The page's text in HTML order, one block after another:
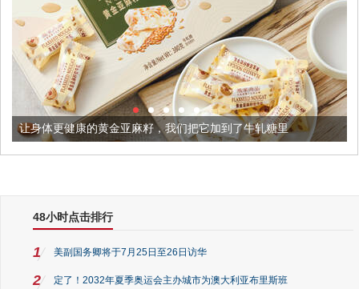
的黄金亚麻籽，我们把它加到了牛轧糖里 被列入佛家七
48小时点击排行
1 美副国务卿将于7月25日至26日访华
2 定了！2032年夏季奥运会主办城市为澳大利亚布里斯班